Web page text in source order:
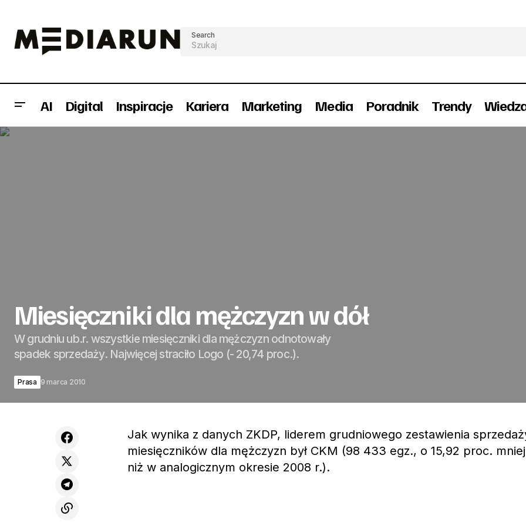
Search
AI Digital Inspiracje Kariera Marketing Media Poradnik Trendy
Miesięczniki dla mężczyzn w dół
W grudniu ub.r. wszystkie miesięczniki dla mężczyzn odnotowały
spadek sprzedaży. Najwięcej straciło Logo (- 20,74 proc.).
Prasa 9 marca 2010
Jak wynika z danych ZKDP, liderem grudniowego zestawienia
miesięczników dla mężczyzn był CKM (98 433 egz., o 15,92 proc. mniej
niż w analogicznym okresie 2008 r.).